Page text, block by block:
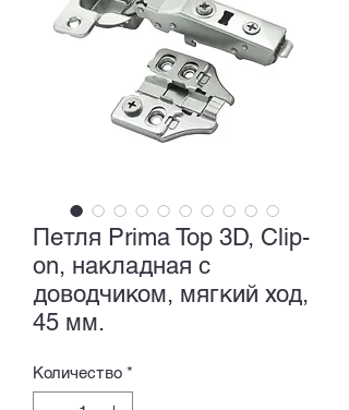
Петля Prima Top 3D, Clip-
on, накладная с
доводчиком, мягкий ход,
45 мм.
Количество *